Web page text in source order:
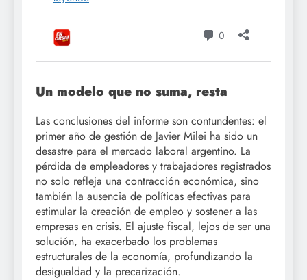
Un modelo que no suma, resta
Las conclusiones del informe son contundentes: el
primer año de gestión de Javier Milei ha sido un
desastre para el mercado laboral argentino. La
pérdida de empleadores y trabajadores registrados
no solo refleja una contracción económica, sino
también la ausencia de políticas efectivas para
estimular la creación de empleo y sostener a las
empresas en crisis. El ajuste fiscal, lejos de ser una
solución, ha exacerbado los problemas
estructurales de la economía, profundizando la
desigualdad y la precarización.